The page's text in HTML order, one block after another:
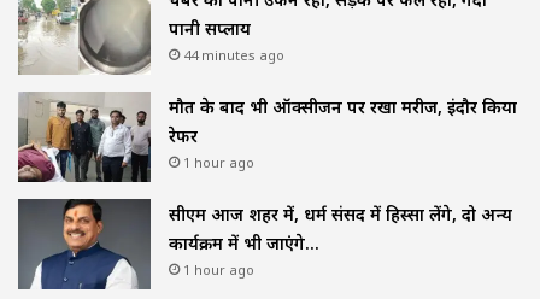
पानी सप्लाय
44 minutes ago
मौत के बाद भी ऑक्सीजन पर रखा मरीज, इंदौर किया
रेफर
1 hour ago
सीएम आज शहर में, धर्म संसद में हिस्सा लेंगे, दो अन्य
कार्यक्रम में भी जाएंगे…
1 hour ago